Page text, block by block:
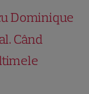
Dominique
Când